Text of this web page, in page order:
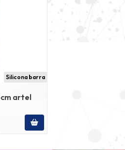
Silicona barra
artel